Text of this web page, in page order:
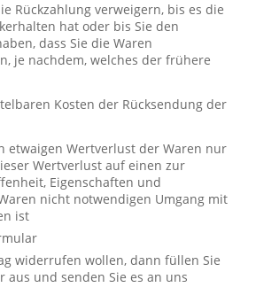
Rückzahlung verweigern, bis es die
hat oder bis Sie den
dass Sie die Waren
je nachdem, welches der frühere
Kosten der Rücksendung der
etwaigen Wertverlust der Waren nur
Wertverlust auf einen zur
Eigenschaften und
nicht notwendigen Umgang mit
ist
widerrufen wollen, dann füllen Sie
aus und senden Sie es an uns